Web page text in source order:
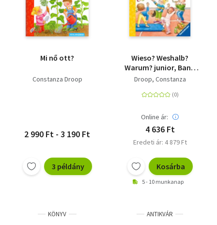
Mi nő ott?
Constanza Droop
2 990 Ft - 3 190 Ft
3 példány
Wieso? Weshalb?
Warum? junior, Band
71: Turnen, tanzen,
Droop, Constanza
Online ár:
4 636 Ft
Eredeti ár: 4 879 Ft
Kosárba
5 - 10 munkanap
KÖNYV ANTIKVÁR